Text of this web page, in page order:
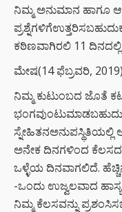
ನಿಮ್ಮ ಅನುಮಾನ ಹಾಗೂ
ಕಠಿಣವಾಗಿರಲಿ 11 ದಿನದಲ್ಲಿ
ಮೇಷ(14 ಫೆಬ್ರವರಿ, 2019)
ನಿಮ್ಮ ಕುಟುಂಬದ ಜೊತೆ
ಸ್ನೇಹಿತನಅನುಪಸ್ಥಿತಿಯಲ್ಲಿ
ಅನೇಕ ದಿನಗಳಿಂದ
ಒಳ್ಳೆಯ ದಿನವಾಗಲಿದೆ.
-ಒಂದು ಉಜ್ವಲವಾದ
ನಿಮ್ಮ ಕೆಲಸವನ್ನು